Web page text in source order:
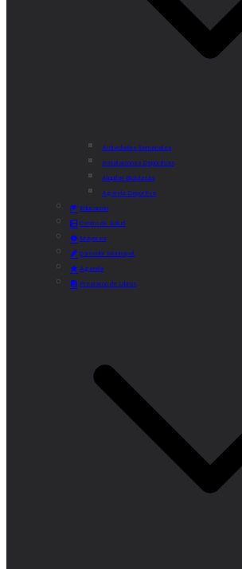
Actividades Semanales
Instalaciones Deportivas
Alquiler Bicicletas
Agenda Deportiva
Educación
Centro de Salud
Mayores
Comedor Municipal
Agenda
Préstamo de Libros